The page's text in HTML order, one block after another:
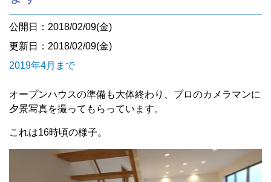
公開日：2018/02/09(金)
更新日：2018/02/09(金)
2019年4月まで
オープンハウスの準備も大体終わり、プロのカメラマンに
夕景写真を撮ってもらっています。
これは16時頃の様子。